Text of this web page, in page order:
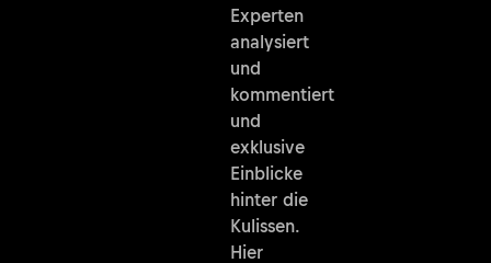
Experten
analysiert
und
kommentiert
und
exklusive
Einblicke
hinter die
Kulissen.
Hier